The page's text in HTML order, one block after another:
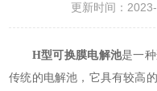
更新时间：
H型可换膜电解池是一
传统的电解池，它具有较高